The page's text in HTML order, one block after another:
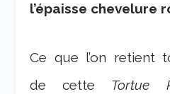
l’épaisse chevelure
Ce que l’on retient
de cette Tortue